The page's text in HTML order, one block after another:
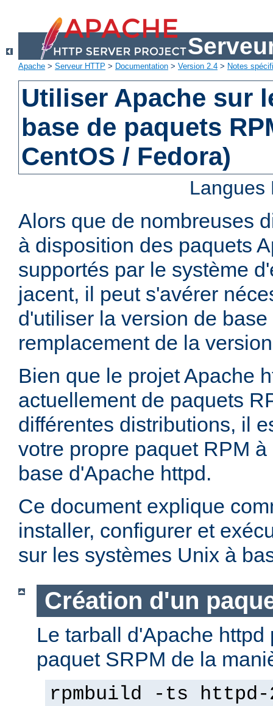
Apache > Serveur HTTP > Documentation > Version 2.4 > Notes
Utiliser Apache sur
base de paquets
CentOS / Fedora)
Alors que de nombreuses
à disposition des paquets
supportés par le système
jacent, il peut s'avérer
d'utiliser la version de
remplacement de la
Bien que le projet Apache
actuellement de paquets
différentes distributions, il
votre propre paquet RPM
base d'Apache httpd.
Ce document explique
installer, configurer et
sur les systèmes Unix à
Création d'un
Le tarball d'Apache
paquet SRPM de la
rpmbuild -ts